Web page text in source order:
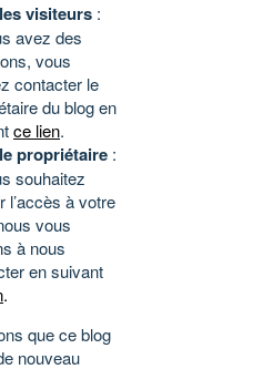
visiteurs :
avez des
vous
contacter le
du blog en
ce lien.
propriétaire :
souhaitez
l’accès à votre
vous
à nous
en suivant
.
que ce blog
nouveau